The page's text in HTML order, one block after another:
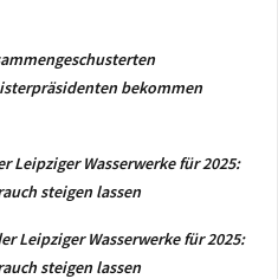
bekommen
Leipziger Wasserwerke für 2025:
steigen lassen
Leipziger Wasserwerke für 2025:
steigen lassen